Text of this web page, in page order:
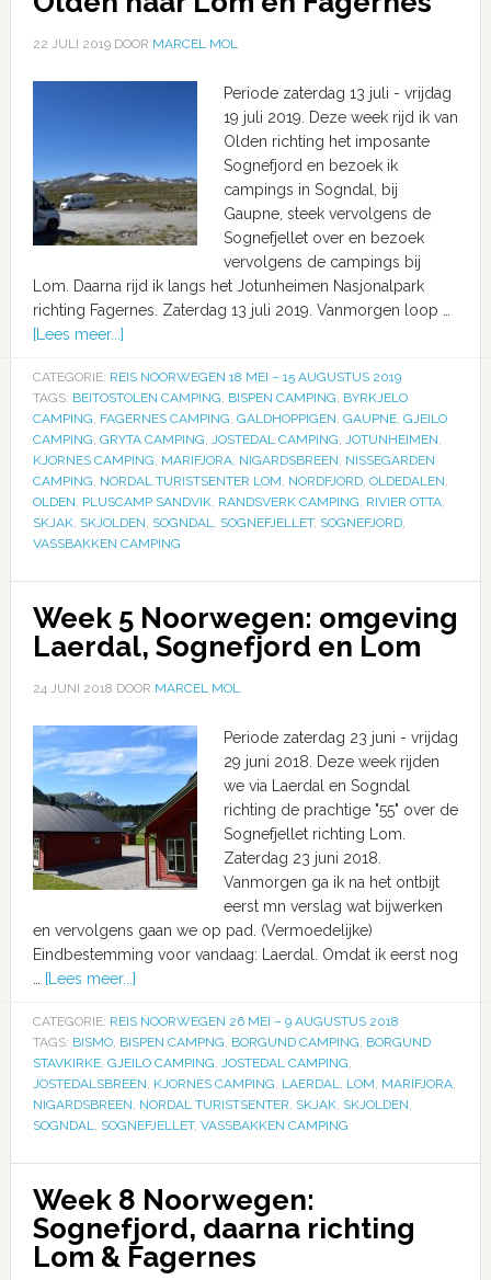
22 JULI 2019DOOR MARCEL MOL
Periode zaterdag 13 juli - vrijdag
19 juli 2019. Deze week rijd ik van
Olden richting het imposante
Sognefjord en bezoek ik
campings in Sogndal, bij
Gaupne, steek vervolgens de
Sognefjellet over en bezoek
vervolgens de campings bij
Lom. Daarna rijd ik langs het Jotunheimen Nasjonalpark
richting Fagernes. Zaterdag 13 juli 2019. Vanmorgen loop …
[Lees meer...]
CATEGORIE: REIS NOORWEGEN 18 MEI – 15 AUGUSTUS 2019
TAGS: BEITOSTOLEN CAMPING, BISPEN CAMPING, BYRKJELO
CAMPING, FAGERNES CAMPING, GALDHOPPIGEN, GAUPNE, GJEILO
CAMPING, GRYTA CAMPING, JOSTEDAL CAMPING, JOTUNHEIMEN,
KJORNES CAMPING, MARIFJORA, NIGARDSBREEN, NISSEGARDEN
CAMPING, NORDAL TURISTSENTER LOM, NORDFJORD, OLDEDALEN,
OLDEN, PLUSCAMP SANDVIK, RANDSVERK CAMPING, RIVIER OTTA,
SKJAK, SKJOLDEN, SOGNDAL, SOGNEFJELLET, SOGNEFJORD,
VASSBAKKEN CAMPING
Week 5 Noorwegen: omgeving
Laerdal, Sognefjord en Lom
24 JUNI 2018 DOOR MARCEL MOL
Periode zaterdag 23 juni - vrijdag
29 juni 2018. Deze week rijden
we via Laerdal en Sogndal
richting de prachtige "55" over de
Sognefjellet richting Lom.
Zaterdag 23 juni 2018.
Vanmorgen ga ik na het ontbijt
eerst mn verslag wat bijwerken
en vervolgens gaan we op pad. (Vermoedelijke)
Eindbestemming voor vandaag: Laerdal. Omdat ik eerst nog
[Lees meer...]
CATEGORIE: REIS NOORWEGEN 26 MEI – 9 AUGUSTUS 2018
TAGS: BISMO, BISPEN CAMPNG, BORGUND CAMPING, BORGUND
STAVKIRKE, GJEILO CAMPING, JOSTEDAL CAMPING,
JOSTEDALSBREEN, KJORNES CAMPING, LAERDAL, LOM, MARIFJORA,
NIGARDSBREEN, NORDAL TURISTSENTER, SKJAK, SKJOLDEN,
SOGNDAL, SOGNEFJELLET, VASSBAKKEN CAMPING
Week 8 Noorwegen:
Sognefjord, daarna richting
Lom & Fagernes